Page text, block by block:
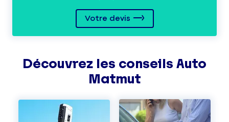
Votre devis
Découvrez les conseils Auto
Matmut